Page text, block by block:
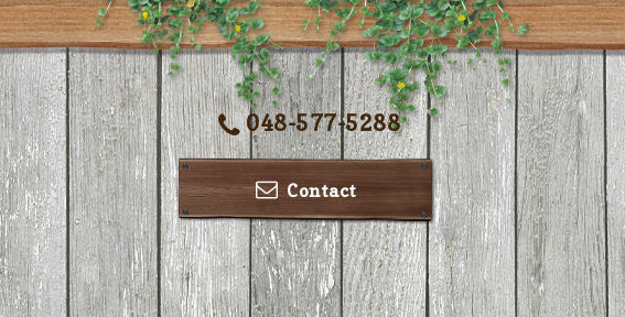
048-577-5288
Contact